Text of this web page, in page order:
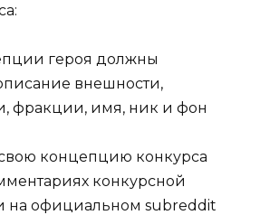
героя должны
внешности,
фракции, имя, ник и фон
концепцию конкурса
конкурсной
на официальном subreddit